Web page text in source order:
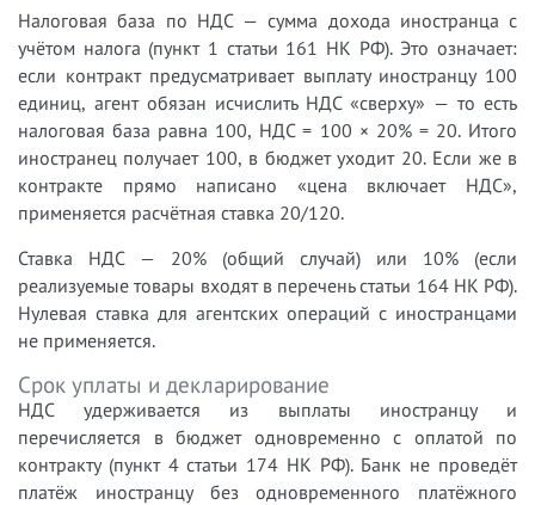
Налоговая база по НДС — сумма дохода иностранца с
учётом налога (пункт 1 статьи 161 НК РФ). Это означает:
если контракт предусматривает выплату иностранцу 100
единиц, агент обязан исчислить НДС «сверху» — то есть
налоговая база равна 100, НДС = 100 × 20% = 20. Итого
иностранец получает 100, в бюджет уходит 20. Если же в
контракте прямо написано «цена включает НДС»,
применяется расчётная ставка 20/120.
Ставка НДС — 20% (общий случай) или 10% (если
реализуемые товары входят в перечень статьи 164 НК РФ).
Нулевая ставка для агентских операций с иностранцами
не применяется.
Срок уплаты и декларирование
НДС удерживается из выплаты иностранцу и
перечисляется в бюджет одновременно с оплатой по
контракту (пункт 4 статьи 174 НК РФ). Банк не проведёт
платёж иностранцу без одновременного платёжного